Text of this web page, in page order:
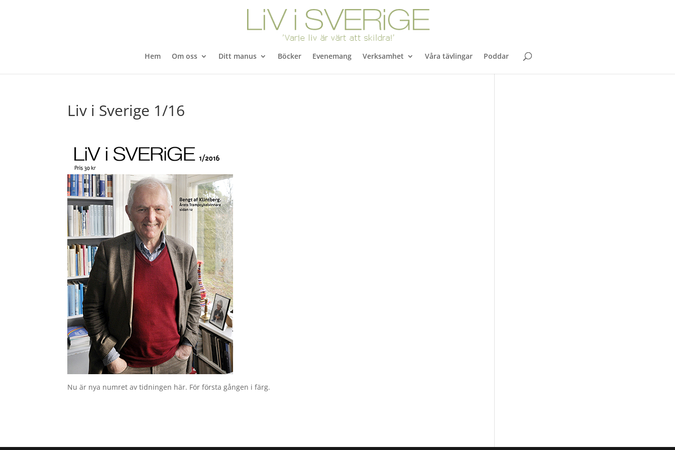
Hem Om oss Ditt manus Böcker Evenemang Verksamhet Våra tävlingar Poddar
Liv i Sverige 1/16
Nu är nya numret av tidningen här. För första gången i färg.